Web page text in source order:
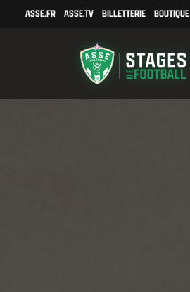
ASSE.FR ASSE.TV BILLETTERIE BOUTIQUE